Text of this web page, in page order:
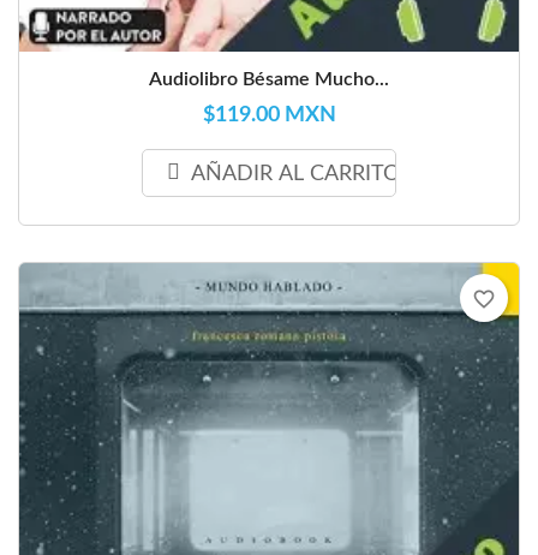
Audiolibro Bésame Mucho...
$119.00 MXN
AÑADIR AL CARRITO
favorite_border